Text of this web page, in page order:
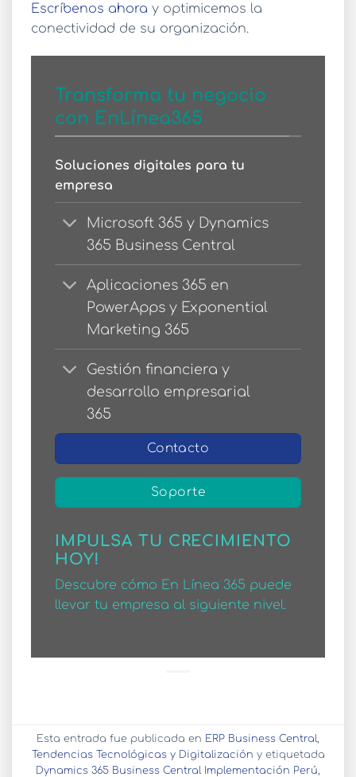
Escríbenos ahora y optimicemos la
conectividad de su organización.
Transforma tu negocio
con EnLínea365
Soluciones digitales para tu
empresa
Microsoft 365 y Dynamics
365 Business Central
Aplicaciones 365 en
PowerApps y Exponential
Marketing 365
Gestión financiera y
desarrollo empresarial
365
Contacto
Soporte
IMPULSA TU CRECIMIENTO
HOY!
Descubre cómo En Línea 365 puede
llevar tu empresa al siguiente nivel.
Esta entrada fue publicada en ERP Business Central,
Tendencias Tecnológicas y Digitalización y etiquetada
Dynamics 365 Business Central Implementación Perú,